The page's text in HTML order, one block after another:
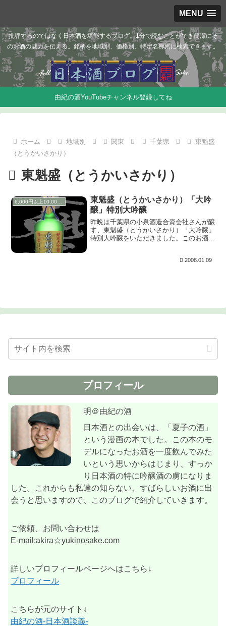
MENU
批評するのではなく日本酒を堪能するブログ。1分で読むことができ簡潔にそ
のお酒の魅力を伝える。銘柄を地域別、価格別、特定名称別に検索できます。
由紀の酒YouTubeチャンネル登録してね
ホーム 地域別 関東 千葉県
東魁盛
（とうかいさかり）
東魁盛（とうかいさかり）
6,000円以上10,000円未満
東魁盛（とうかいさかり）「大吟
醸」特別大吟醸
昨晩は千葉県の小泉酒造合資会社さんが醸
す、東魁盛（とうかいさかり）「大吟醸」
特別大吟醸をいただきました。このお酒は
かでマスカットの様に香ります。含むと、
2008.01.09
プロフィール
明＠由紀の酒
日本酒との出会いは、「夏子の酒」
という漫画の本でした。この本のモ
デルになったお酒を一度飲んでみた
いという思いからはじまり、すっか
り日本酒の特に吟醸酒の虜になりま
した。これからも私達の知らない、すばらしいお酒に出
会うと思いますので、このブログで紹介していきます。
ご依頼、お問い合わせは
E-mail:akira☆yukinosake.com
詳しいプロフィールページへはこちら↓
プロフィール
こちらが元のサイト↓
由紀の酒-日本酒談義-